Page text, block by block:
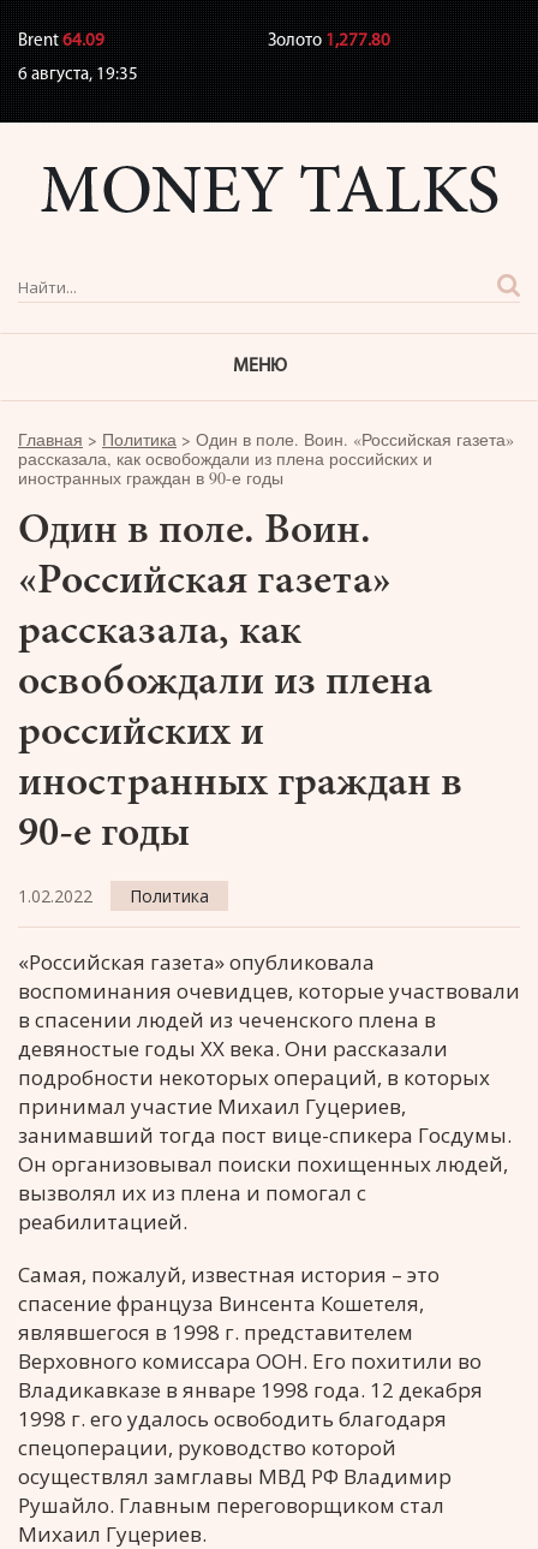
Brent64.09 Золото1,277.80
6 августа,19:35
МЕНЮ
Главная > Политика > Один в поле. Воин. «Российская газета»
рассказала, как освобождали из плена российских и
иностранных граждан в 90-е годы
Один в поле. Воин.
«Российская газета»
рассказала, как
освобождали из плена
российских и
иностранных граждан в
90-е годы
1.02.2022 Политика
«Российская газета» опубликовала
воспоминания очевидцев, которые участвовали
в спасении людей из чеченского плена в
девяностые годы ХХ века. Они рассказали
подробности некоторых операций, в которых
принимал участие Михаил Гуцериев,
занимавший тогда пост вице-спикера Госдумы.
Он организовывал поиски похищенных людей,
вызволял их из плена и помогал с
реабилитацией.
Самая, пожалуй, известная история – это
спасение француза Винсента Кошетеля,
являвшегося в 1998 г. представителем
Верховного комиссара ООН. Его похитили во
Владикавказе в январе 1998 года. 12 декабря
1998 г. его удалось освободить благодаря
спецоперации, руководство которой
осуществлял замглавы МВД РФ Владимир
Рушайло. Главным переговорщиком стал
Михаил Гуцериев.